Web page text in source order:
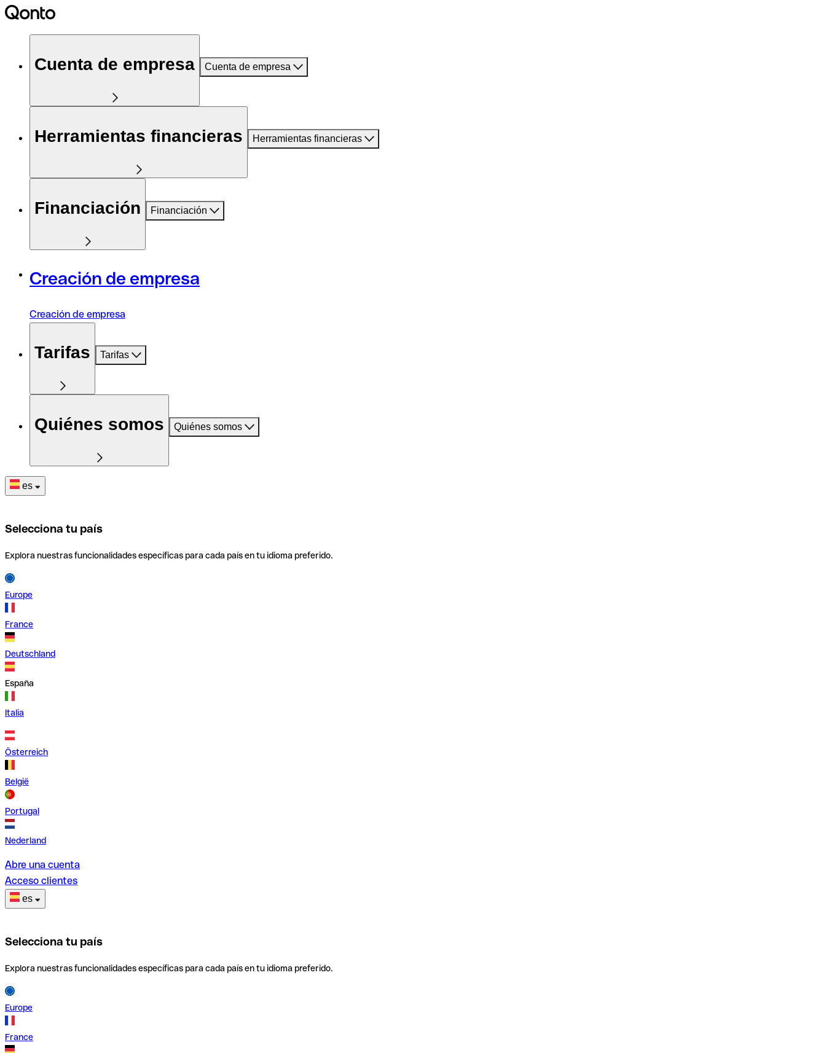
Cuenta de empresa Cuenta de empresa
Herramientas financieras Herramientas financieras
Financiación Financiación
Creación de empresa
Creación de empresa
Tarifas Tarifas
Quiénes somos Quiénes somos
es
Selecciona tu país
Explora nuestras funcionalidades específicas para cada país en tu idioma preferido.
Europe
France
Deutschland
España
Italia
Österreich
België
Portugal
Nederland
Abre una cuenta
Acceso clientes
es
Selecciona tu país
Explora nuestras funcionalidades específicas para cada país en tu idioma preferido.
Europe
France